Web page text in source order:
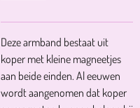
Deze armband bestaat uit
koper met kleine magneetjes
aan beide einden. Al eeuwen
wordt aangenomen dat koper